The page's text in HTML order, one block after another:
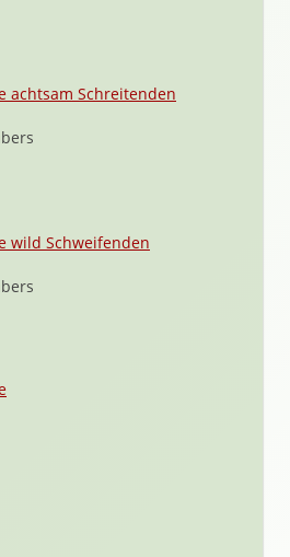
achtsam Schreitenden
wild Schweifenden